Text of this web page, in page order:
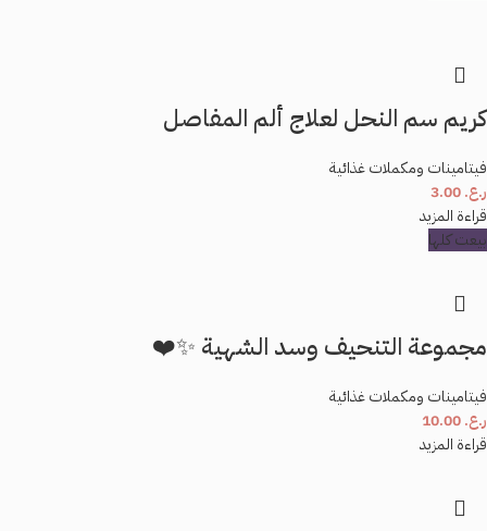
كريم سم النحل لعلاج ألم المفاصل
فيتامينات ومكملات غذائية
ر.ع.
قراءة المزيد
بيعت كلها
مجموعة التنحيف وسد الشهية ✨❤️
فيتامينات ومكملات غذائية
ر.ع.
قراءة المزيد